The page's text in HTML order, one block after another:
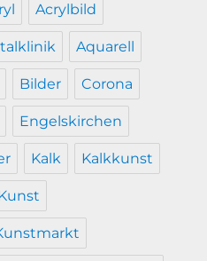
Acrylbild
Aquarell
Bilder Corona
Engelskirchen
Kalk Kalkkunst